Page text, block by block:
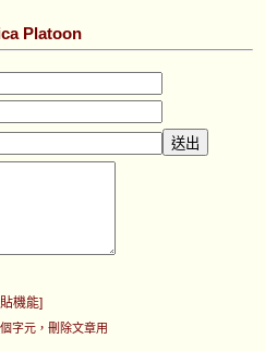
Platoon
機能]
字元，刪除文章用